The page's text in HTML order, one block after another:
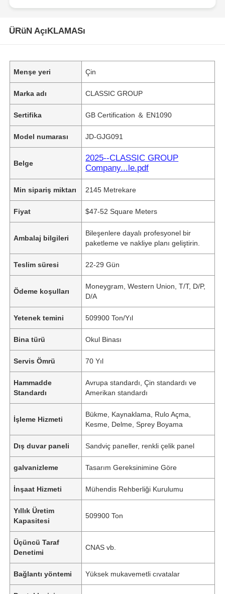
ÜRüN AçıKLAMASı
Menşe yeri Çin
Marka adı CLASSIC GROUP
Sertifika GB Certification ＆ EN1090
Model numarası JD-GJG091
Belge
2025--CLASSIC GROUP
Company...le.pdf
Min sipariş miktarı 2145 Metrekare
Fiyat $47-52 Square Meters
Ambalaj bilgileri
Bileşenlere dayalı profesyonel bir
paketleme ve nakliye planı geliştirin.
Teslim süresi 22-29 Gün
Ödeme koşulları
Moneygram, Western Union, T/T, D/P,
D/A
Yetenek temini 509900 Ton/Yıl
Bina türü Okul Binası
Servis Ömrü 70 Yıl
Hammadde
Standardı
Avrupa standardı, Çin standardı ve
Amerikan standardı
İşleme Hizmeti
Bükme, Kaynaklama, Rulo Açma,
Kesme, Delme, Sprey Boyama
Dış duvar paneli Sandviç paneller, renkli çelik panel
galvanizleme Tasarım Gereksinimine Göre
İnşaat Hizmeti Mühendis Rehberliği Kurulumu
Yıllık Üretim
Kapasitesi
509900 Ton
Üçüncü Taraf
Denetimi
CNAS vb.
Bağlantı yöntemi Yüksek mukavemetli cıvatalar